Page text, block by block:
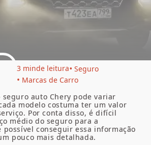
3 minde leitura Seguro
Marcas de Carro
auto Chery pode variar
modelo costuma ter um valor
Por conta disso, é difícil
médio do seguro para a
possível conseguir essa informação
pouco mais detalhada.